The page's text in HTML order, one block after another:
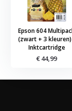
Epson 604
(zwart + 3
Inktcartridge
€ 44,99